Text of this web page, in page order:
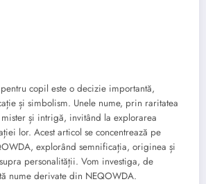
copil este o decizie importantă,
și simbolism. Unele nume, prin raritatea
și intrigă, invitând la explorarea
lor. Acest articol se concentrează pe
explorând semnificația, originea și
personalității. Vom investiga, de
nume derivate din NEQOWDA.